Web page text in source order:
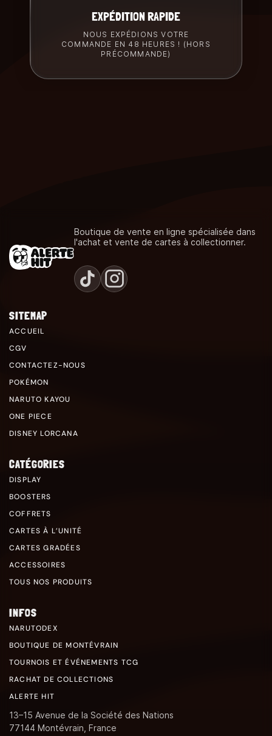
EXPÉDITION RAPIDE
NOUS EXPÉDIONS VOTRE
COMMANDE EN 48 HEURES ! (HORS
PRÉCOMMANDE)
Boutique de vente en ligne spécialisée dans
l'achat et vente de cartes à collectionner.
SITEMAP
ACCUEIL
CGV
CONTACTEZ-NOUS
POKÉMON
NARUTO KAYOU
ONE PIECE
DISNEY LORCANA
CATÉGORIES
DISPLAY
BOOSTERS
COFFRETS
CARTES À L’UNITÉ
CARTES GRADÉES
ACCESSOIRES
TOUS NOS PRODUITS
INFOS
NARUTODEX
BOUTIQUE DE MONTÉVRAIN
TOURNOIS ET ÉVÉNEMENTS TCG
RACHAT DE COLLECTIONS
ALERTE HIT
13–15 Avenue de la Société des Nations
77144 Montévrain, France